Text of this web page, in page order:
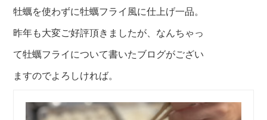
牡蠣を使わずに牡蠣フライ風に仕上げ一品。
昨年も大変ご好評頂きましたが、なんちゃっ
て牡蠣フライについて書いたブログがござい
ますのでよろしければ。